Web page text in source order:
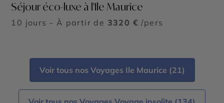
Séjour éco-luxe à l'Ile Maurice
10 jours - À partir de 3320 € /pers
Voir tous nos Voyages Ile Maurice (21)